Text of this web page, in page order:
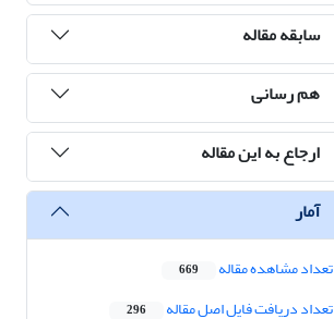
سابقه مقاله
هم رسانی
ارجاع به این مقاله
آمار
تعداد مشاهده مقاله 669
تعداد دریافت فایل اصل مقاله 296